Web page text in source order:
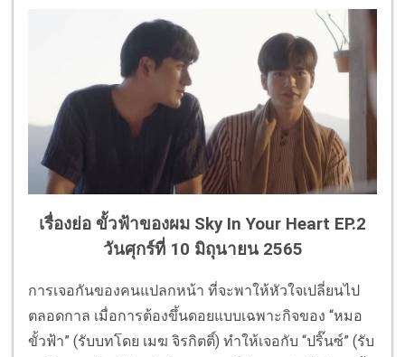
เรื่องย่อ ขั้วฟ้าของผม Sky In Your Heart EP.2
วันศุกร์ที่ 10 มิถุนายน 2565
การเจอกันของคนแปลกหน้า ที่จะพาให้หัวใจเปลี่ยนไป
ตลอดกาล เมื่อการต้องขึ้นดอยแบบเฉพาะกิจของ “หมอ
ขั้วฟ้า” (รับบทโดย เมฆ จิรกิตติ์) ทำให้เจอกับ “ปริ๊นซ์” (รับ